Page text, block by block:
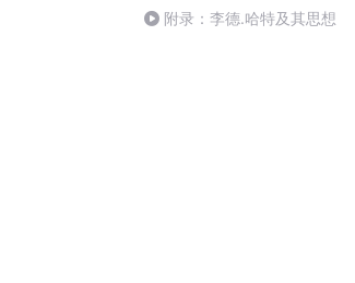
附录：李德.哈特及其思想